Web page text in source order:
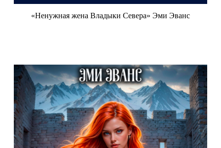
«Ненужная жена Владыки Севера» Эми Эванс